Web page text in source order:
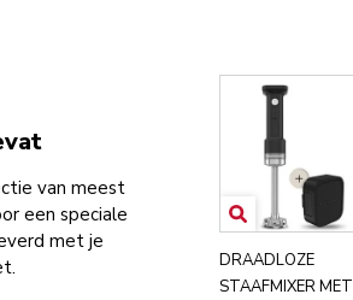
van meest
een speciale
met je
DRAADLOZE
STAAFMIXER MET